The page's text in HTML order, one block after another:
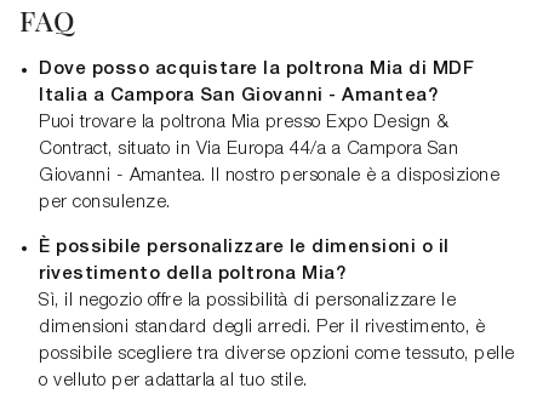
FAQ
Dove posso acquistare la poltrona Mia di MDF
Italia a Campora San Giovanni - Amantea?
Puoi trovare la poltrona Mia presso Expo Design &
Contract, situato in Via Europa 44/a a Campora San
Giovanni - Amantea. Il nostro personale è a disposizione
per consulenze.
È possibile personalizzare le dimensioni o il
rivestimento della poltrona Mia?
Sì, il negozio offre la possibilità di personalizzare le
dimensioni standard degli arredi. Per il rivestimento, è
possibile scegliere tra diverse opzioni come tessuto, pelle
o velluto per adattarla al tuo stile.